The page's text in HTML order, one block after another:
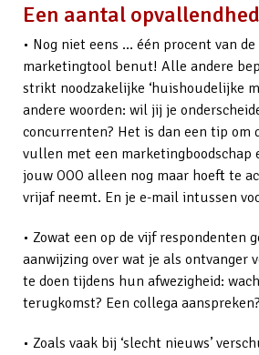
Een aantal
• Nog niet eens … één procent van de
marketingtool benut! Alle andere
strikt noodzakelijke ‘huishoudelijke
andere woorden: wil jij je
concurrenten? Het is dan een tip om
vullen met een marketingboodschap
jouw OOO alleen nog maar hoeft te
vrijaf neemt. En je e-mail intussen
• Zowat een op de vijf respondenten
aanwijzing over wat je als ontvanger
te doen tijdens hun afwezigheid:
terugkomst? Een collega aanspreken?
• Zoals vaak bij ‘slecht nieuws’